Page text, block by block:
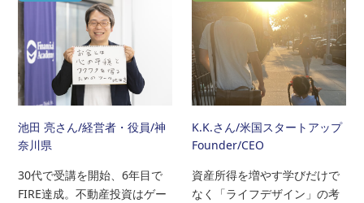
池田 亮さん/経営者・役員/神
奈川県
30代で受講を開始、6年目で
FIRE達成。不動産投資はゲー
K.K.さん/米国スタートアップ
Founder/CEO
資産所得を増やす学びだけで
なく「ライフデザイン」の考